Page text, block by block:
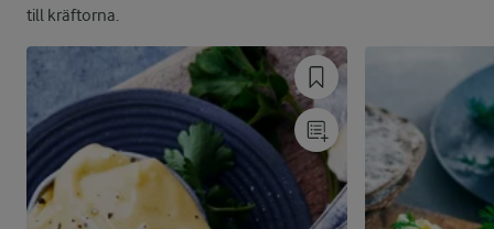
till kräftorna.